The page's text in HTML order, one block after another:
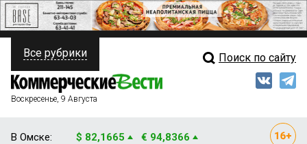
ПОЛИТИКА
ФИНАНСЫ
Свежий выпуск
Все рубрики Поиск по сайту
Воскресенье, 9 Августа
В Омске: $ 82,1665 € 94,8366